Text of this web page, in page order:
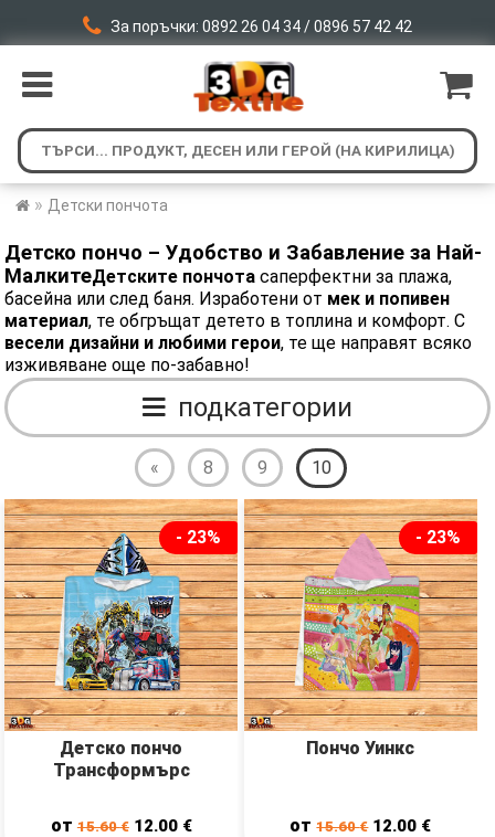
За поръчки: 0892 26 04 34 / 0896 57 42 42
» Детски пончота
Детско пончо – Удобство и Забавление за Най-
МалкитеДетските пончота саперфектни за плажа,
басейна или след баня. Изработени от мек и попивен
материал, те обгръщат детето в топлина и комфорт. С
весели дизайни и любими герои, те ще направят всяко
изживяване още по-забавно!
подкатегории
« 8 9 10
- 23%
Детско пончо
Трансформърс
от15.60€ 12.00 €
- 23%
Пончо Уинкс
от15.60€ 12.00 €